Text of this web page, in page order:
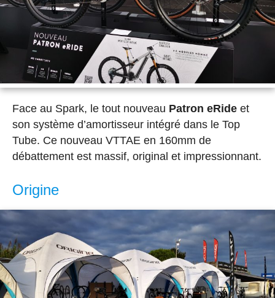
Face au Spark, le tout nouveau Patron eRide et
son système d’amortisseur intégré dans le Top
Tube. Ce nouveau VTTAE en 160mm de
débattement est massif, original et impressionnant.
Origine